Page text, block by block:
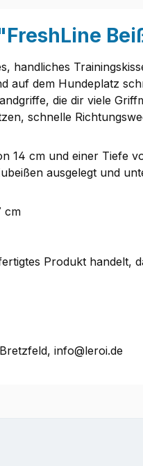
handliches
auf dem Hundeplatz
die dir viele
schnelle
14 cm und einer Tiefe
ausgelegt und
cm
Produkt
info@leroi.de